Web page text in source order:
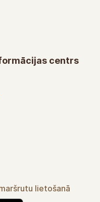
centrs
lietošanā